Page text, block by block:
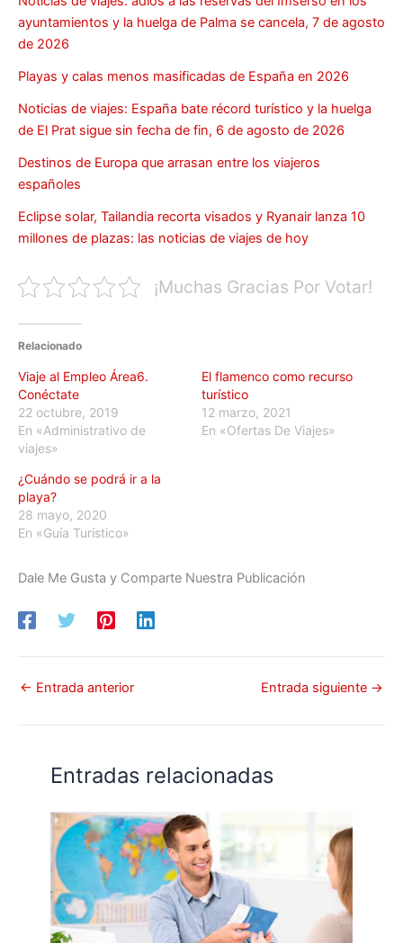
ayuntamientos y la huelga de Palma se cancela, 7 de agosto
de 2026
Playas y calas menos masificadas de España en 2026
Noticias de viajes: España bate récord turístico y la huelga
de El Prat sigue sin fecha de fin, 6 de agosto de 2026
Destinos de Europa que arrasan entre los viajeros
españoles
Eclipse solar, Tailandia recorta visados y Ryanair lanza 10
millones de plazas: las noticias de viajes de hoy
¡Muchas Gracias Por Votar!
Relacionado
Viaje al Empleo Área6.
Conéctate
22 octubre, 2019
En «Administrativo de
viajes»
El flamenco como recurso
turístico
12 marzo, 2021
En «Ofertas De Viajes»
¿Cuándo se podrá ir a la
playa?
28 mayo, 2020
En «Guía Turístico»
Dale Me Gusta y Comparte Nuestra Publicación
← Entrada anterior Entrada siguiente →
Entradas relacionadas